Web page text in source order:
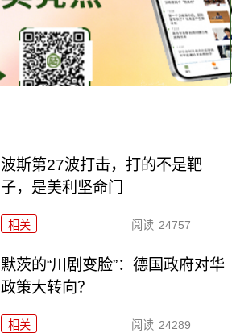
波斯第27波打击，打的不是靶
子，是美利坚命门
相关 阅读 24757
默茨的“川剧变脸”：德国政府对华
政策大转向？
相关 阅读 24289